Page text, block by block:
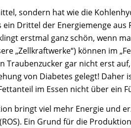
sondern hat wie die
Drittel der Energiemenge aus
erstmal ganz schön, wenn
„Zellkraftwerke“) können im
Traubenzucker gar nicht erst
von Diabetes gelegt! Daher
im Essen nicht über ein
bringt viel mehr Energie und
Ein Grund für die